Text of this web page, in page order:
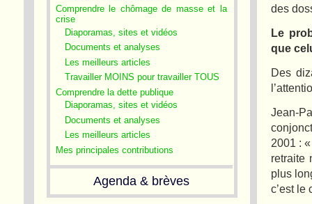
Comprendre le chômage de masse et la
crise
Diaporamas, sites et vidéos
Documents et analyses
Les meilleurs articles
Travailler MOINS pour travailler TOUS
Comprendre la dette publique
Diaporamas, sites et vidéos
Documents et analyses
Les meilleurs articles
Mes principales contributions
Agenda & brèves
des
Le
que
Des
Jean-
2001 :
retraite
plus
c’est le